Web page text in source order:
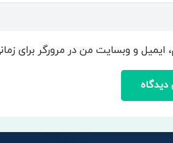
ایمیل و وبسایت من در مرورگر برای